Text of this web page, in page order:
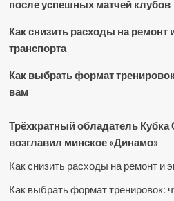
после успешных матчей клубов
Как снизить расходы на ремонт
транспорта
Как выбрать формат
вам
Трёхкратный обладатель
возглавил минское «Динамо»
Как снизить расходы на ремонт и
Как выбрать формат тренировок: